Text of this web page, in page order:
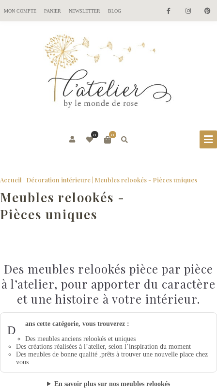
MON COMPTE PANIER NEWSLETTER BLOG
0
0
Accueil Décoration intérieure | Meubles relookés - Pièces uniques
Meubles relookés -
Pièces uniques
Des meubles relookés pièce par pièce
à l’atelier, pour apporter du caractère
et une histoire à votre intérieur.
D
ans cette catégorie, vous trouverez :
Des meubles anciens relookés et uniques
Des créations réalisées à l’atelier, selon l’inspiration du moment
Des meubles de bonne qualité ,prêts à trouver une nouvelle place chez
vous
En savoir plus sur nos meubles relookés